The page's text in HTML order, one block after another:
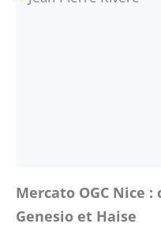
Mercato OGC Nice
Genesio et Haise